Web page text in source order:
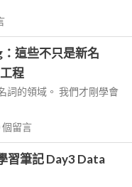
這些不只是新名
程
詞的領域。 我們才剛學會
個留言
習筆記 Day3 Data